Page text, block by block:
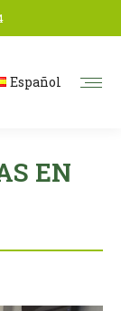
Español
EN